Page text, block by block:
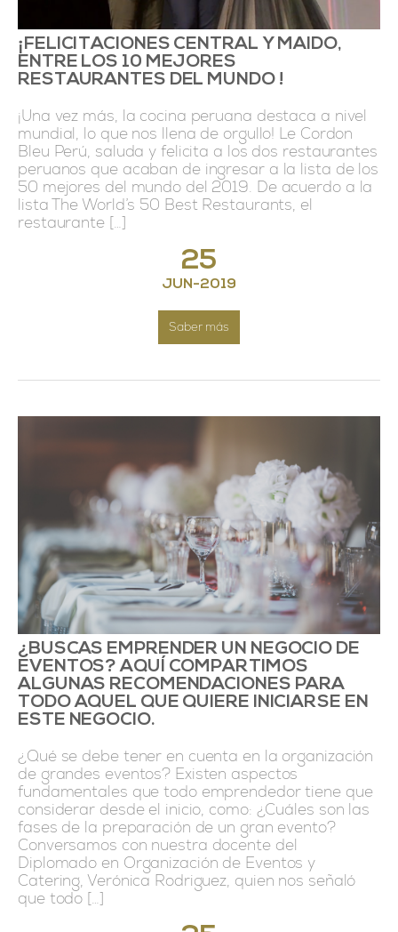
25
JUN-2019
Saber más
¡FELICITACIONES CENTRAL Y MAIDO,
ENTRE LOS 10 MEJORES
RESTAURANTES DEL MUNDO !
¡Una vez más, la cocina peruana destaca a nivel
mundial, lo que nos llena de orgullo! Le Cordon
Bleu Perú, saluda y felicita a los dos restaurantes
peruanos que acaban de ingresar a la lista de los
50 mejores del mundo del 2019. De acuerdo a la
lista The World’s 50 Best Restaurants, el
restaurante […]
¿BUSCAS EMPRENDER UN NEGOCIO DE
EVENTOS? AQUÍ COMPARTIMOS
ALGUNAS RECOMENDACIONES PARA
TODO AQUEL QUE QUIERE INICIARSE EN
ESTE NEGOCIO.
¿Qué se debe tener en cuenta en la organización
de grandes eventos? Existen aspectos
fundamentales que todo emprendedor tiene que
considerar desde el inicio, como: ¿Cuáles son las
fases de la preparación de un gran evento?
Conversamos con nuestra docente del
Diplomado en Organización de Eventos y
Catering, Verónica Rodriguez, quien nos señaló
que todo […]